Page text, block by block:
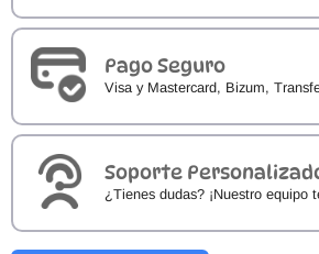
Pago Seguro
Visa y Mastercard, Bizum,
Soporte
¿Tienes dudas? ¡Nuestro equipo